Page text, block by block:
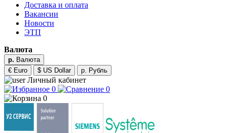
Доставка и оплата
Вакансии
Новости
ЭТП
Валюта
р. Валюта
€ Euro
$ US Dollar р. Рубль
Личный кабинет
0
0
0